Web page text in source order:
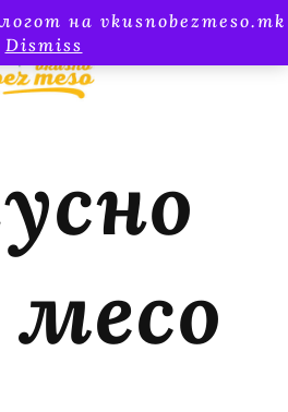
на vkusnobezmeso.mk
Dismiss
месо